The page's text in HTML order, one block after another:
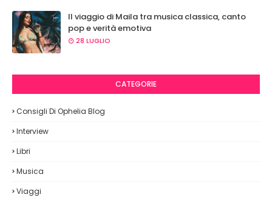
Il viaggio di Maila tra musica classica, canto
pop e verità emotiva
28 LUGLIO
CATEGORIE
Consigli Di Ophelia Blog
Interview
Libri
Musica
Viaggi